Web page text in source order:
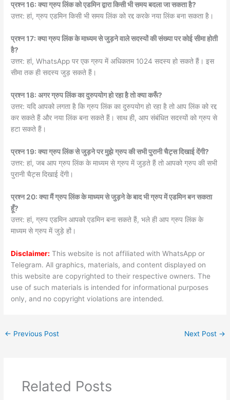
प्रश्न 16: क्या ग्रुप लिंक को एडमिन द्वारा किसी भी समय बदला जा सकता है?
उत्तर: हां, ग्रुप एडमिन किसी भी समय लिंक को रद्द करके नया लिंक बना सकता है।
प्रश्न 17: क्या ग्रुप लिंक के माध्यम से जुड़ने वाले सदस्यों की संख्या पर कोई सीमा होती
है?
उत्तर: हां, WhatsApp पर एक ग्रुप में अधिकतम 1024 सदस्य हो सकते हैं। इस
सीमा तक ही सदस्य जुड़ सकते हैं।
प्रश्न 18: अगर ग्रुप लिंक का दुरुपयोग हो रहा है तो क्या करूँ?
उत्तर: यदि आपको लगता है कि ग्रुप लिंक का दुरुपयोग हो रहा है तो आप लिंक को रद्द
कर सकते हैं और नया लिंक बना सकते हैं। साथ ही, आप संबंधित सदस्यों को ग्रुप से
हटा सकते हैं।
प्रश्न 19: क्या ग्रुप लिंक से जुड़ने पर मुझे ग्रुप की सभी पुरानी चैट्स दिखाई देंगी?
उत्तर: हां, जब आप ग्रुप लिंक के माध्यम से ग्रुप में जुड़ते हैं तो आपको ग्रुप की सभी
पुरानी चैट्स दिखाई देंगी।
प्रश्न 20: क्या मैं ग्रुप लिंक के माध्यम से जुड़ने के बाद भी ग्रुप में एडमिन बन सकता
हूँ?
उत्तर: हां, ग्रुप एडमिन आपको एडमिन बना सकते हैं, भले ही आप ग्रुप लिंक के
माध्यम से ग्रुप में जुड़े हों।
Disclaimer: This website is not affiliated with WhatsApp or
Telegram. All graphics, materials, and content displayed on
this website are copyrighted to their respective owners. The
use of such materials is intended for informational purposes
only, and no copyright violations are intended.
← Previous Post Next Post →
Related Posts